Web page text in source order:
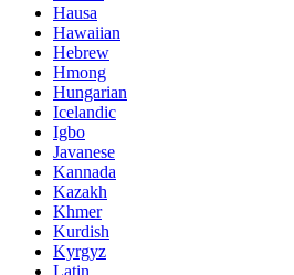
Hausa
Hawaiian
Hebrew
Hmong
Hungarian
Icelandic
Igbo
Javanese
Kannada
Kazakh
Khmer
Kurdish
Kyrgyz
Latin